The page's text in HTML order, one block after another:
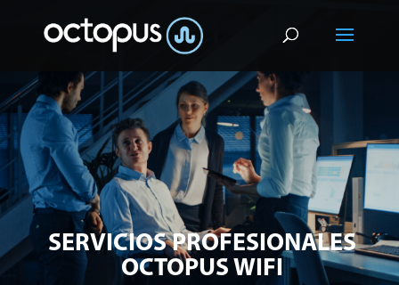
SERVICIOS PROFESIONALES
OCTOPUS WIFI